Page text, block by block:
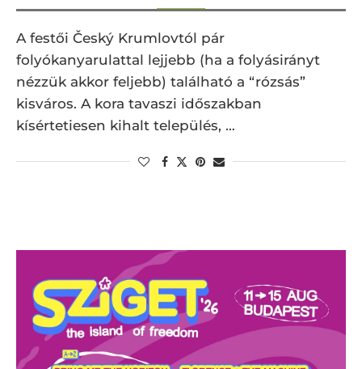
A festői Český Krumlovtól pár
folyókanyarulattal lejjebb (ha a folyásirányt
nézzük akkor feljebb) található a “rózsás”
kisváros. A kora tavaszi időszakban
kísértetiesen kihalt település, …